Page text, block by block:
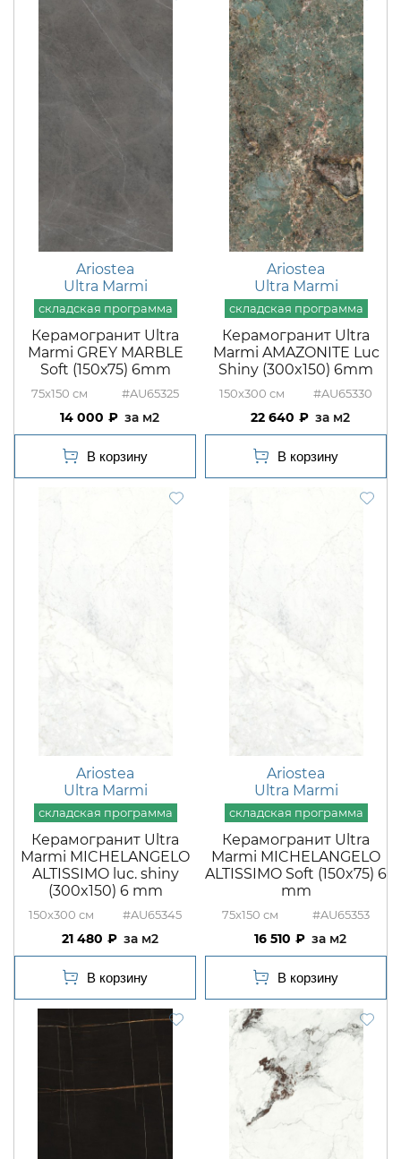
Ariostea
Ultra Marmi
Керамогранит Ultra
Marmi GREY MARBLE
Soft (150х75) 6mm
75x150 #AU65325
14 000 м2
Ariostea
Ultra Marmi
Керамогранит Ultra
Marmi AMAZONITE Luc
Shiny (300x150) 6mm
150x300 #AU65330
22 640 м2
Ariostea
Ultra Marmi
Керамогранит Ultra
Marmi MICHELANGELO
ALTISSIMO luc. shiny
(300x150) 6 mm
150x300 #AU65345
21 480 м2
Ariostea
Ultra Marmi
Керамогранит Ultra
Marmi MICHELANGELO
ALTISSIMO Soft (150x75) 6
mm
75x150 #AU65353
16 510 м2